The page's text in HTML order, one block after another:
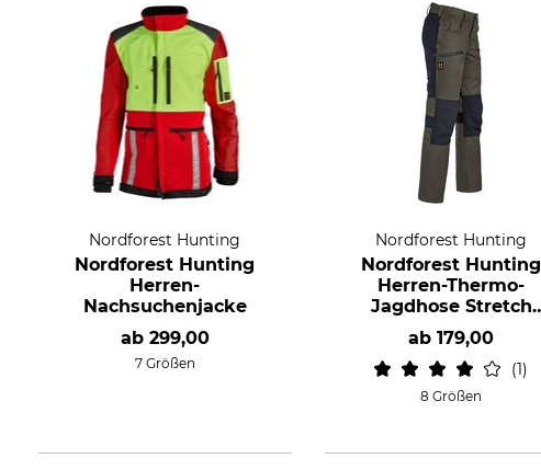
Nordforest Hunting
Nordforest Hunting
Herren-
Nachsuchenjacke
ab 299,00
7 Größen
Nordforest Hunting
Nordforest Hunting
Herren-Thermo-
Jagdhose Stretch
Saxen
ab179,00
1
8 Größen